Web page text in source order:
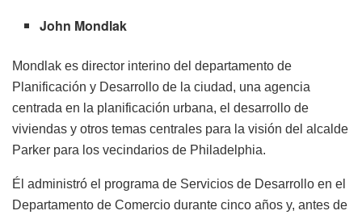
John Mondlak
Mondlak es director interino del departamento de
Planificación y Desarrollo de la ciudad, una agencia
centrada en la planificación urbana, el desarrollo de
viviendas y otros temas centrales para la visión del alcalde
Parker para los vecindarios de Philadelphia.
Él administró el programa de Servicios de Desarrollo en el
Departamento de Comercio durante cinco años y, antes de